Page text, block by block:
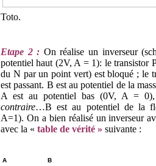
Toto.
Etape 2 : On réalise un inverseur
potentiel haut (2V, A = 1): le transistor
du N par un point vert) est bloqué ; le
est passant. B est au potentiel de la
A est au potentiel bas (0V, A =
contraire…B est au potentiel de la
A=1). On a bien réalisé un inverseur
avec la « table de vérité » suivante :
A
B